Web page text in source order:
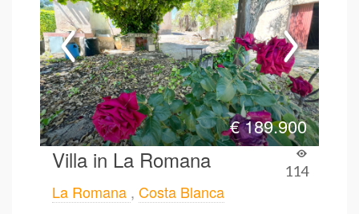
€189.900
Villa in La Romana 114
La Romana , Costa Blanca